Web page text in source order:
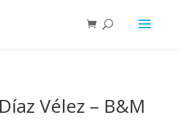
Vélez – B&M